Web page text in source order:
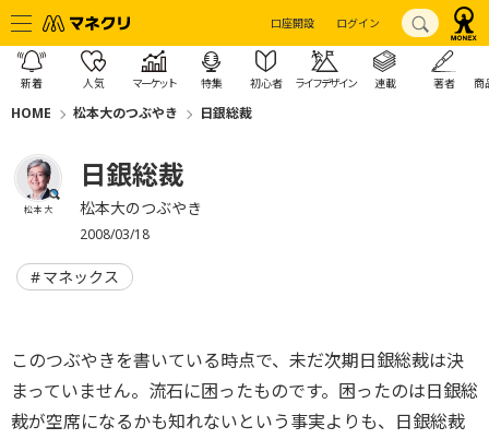
口座開設 ログイン
新着 人気 マーケット 特集 初心者 ライフデザイン 連載 著者 商
HOME 松本大のつぶやき 日銀総裁
松本 大
日銀総裁
松本大のつぶやき
2008/03/18
マネックス
このつぶやきを書いている時点で、未だ次期日銀総裁は決
まっていません。流石に困ったものです。困ったのは日銀総
裁が空席になるかも知れないという事実よりも、日銀総裁